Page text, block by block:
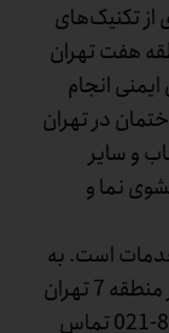
از تکنیک‌های
هفت تهران
انجام
در تهران
و سایر
روش شستشوی نما و
است. به
همین جهت، اگر به خدمات شستشوی نما در منطقه 7 تهران
نیاز دارید، بدون معطلی با شماره 82800125-021 تماس